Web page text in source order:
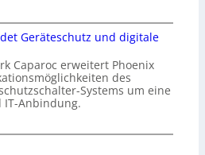
Geräteschutz und digitale
Caparoc erweitert Phoenix
des
Systems um eine
IT-Anbindung.